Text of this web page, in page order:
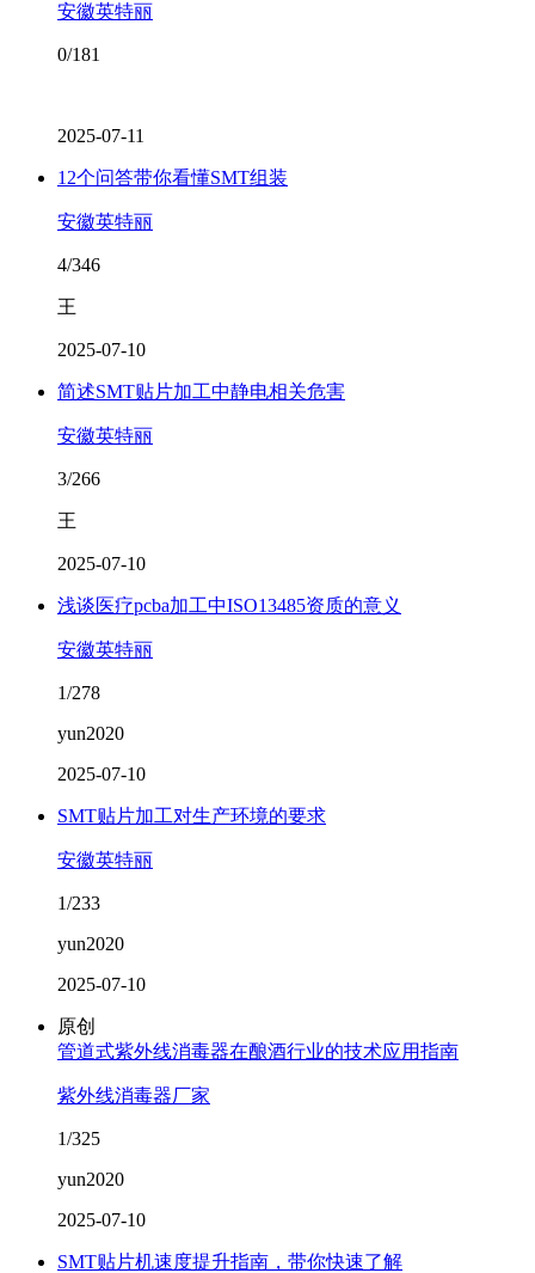
安徽英特丽
0/181
2025-07-11
12个问答带你看懂SMT组装
安徽英特丽
4/346
王
2025-07-10
简述SMT贴片加工中静电相关危害
安徽英特丽
3/266
王
2025-07-10
浅谈医疗pcba加工中ISO13485资质的意义
安徽英特丽
1/278
yun2020
2025-07-10
SMT贴片加工对生产环境的要求
安徽英特丽
1/233
yun2020
2025-07-10
原创
管道式紫外线消毒器在酿酒行业的技术应用指南
紫外线消毒器厂家
1/325
yun2020
2025-07-10
SMT贴片机速度提升指南，带你快速了解